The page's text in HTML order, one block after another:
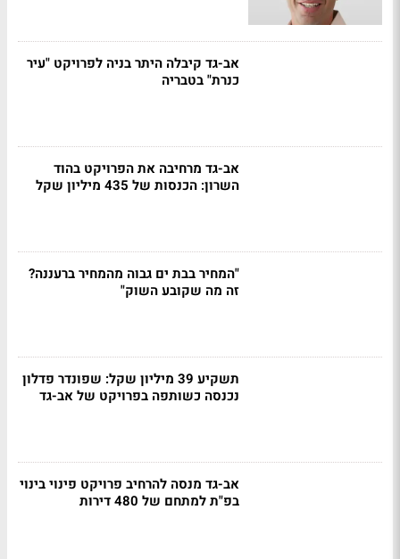
אב-גד קיבלה היתר בניה לפרויקט "עיר
כנרת" בטבריה
אב-גד מרחיבה את הפרויקט בהוד
השרון: הכנסות של 435 מיליון שקל
"המחיר בבת ים גבוה מהמחיר ברעננה?
זה מה שקובע השוק"
תשקיע 39 מיליון שקל: שפונדר פדלון
נכנסה כשותפה בפרויקט של אב-גד
אב-גד מנסה להרחיב פרויקט פינוי בינוי
בפ"ת למתחם של 480 דירות